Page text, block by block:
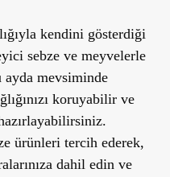
kendini gösterdiği
sebze ve meyvelerle
mevsiminde
koruyabilir ve
ürünleri tercih ederek,
dahil edin ve